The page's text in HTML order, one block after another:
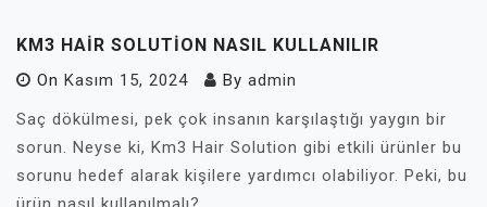
KM3 HAIR SOLUTION NASIL KULLANILIR
On Kasım 15, 2024 By admin
Saç dökülmesi, pek çok insanın karşılaştığı yaygın bir
sorun. Neyse ki, Km3 Hair Solution gibi etkili ürünler bu
sorunu hedef alarak kişilere yardımcı olabiliyor. Peki, bu